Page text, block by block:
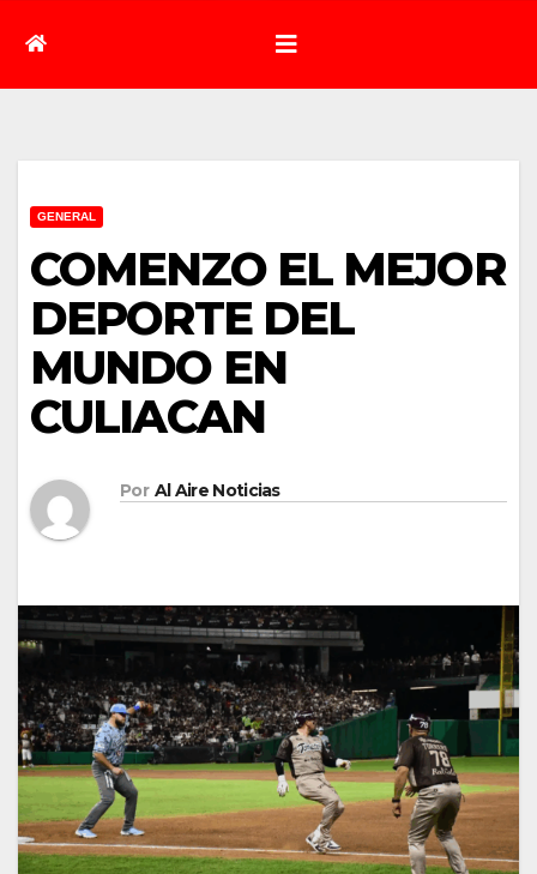
GENERAL
COMENZO EL MEJOR
DEPORTE DEL
MUNDO EN
CULIACAN
Por Al Aire Noticias